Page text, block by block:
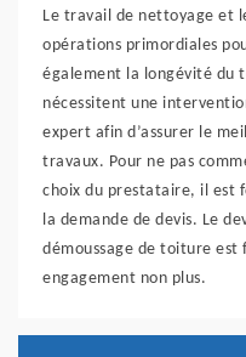
Le travail de nettoyage et
opérations primordiales
également la longévité du
nécessitent une
expert afin d’assurer le
travaux. Pour ne pas
choix du prestataire, il est
la demande de devis. Le
démoussage de toiture est
engagement non plus.